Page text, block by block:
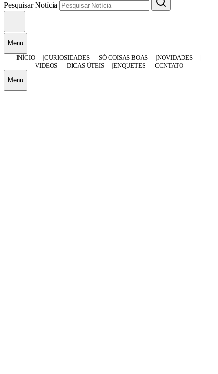
Pesquisar Notícia
Menu
INÍCIO
CURIOSIDADES SÓ COISAS BOAS
NOVIDADES
VIDEOS
DICAS ÚTEIS ENQUETES CONTATO
Menu